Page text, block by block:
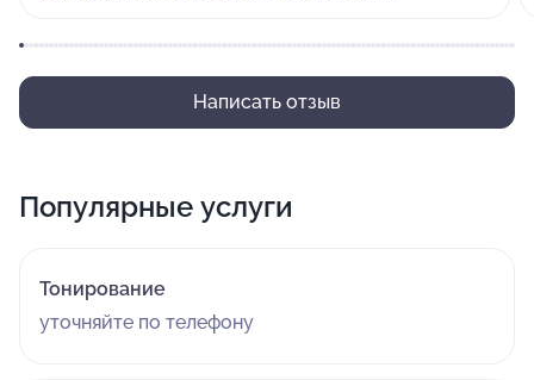
Написать отзыв
Популярные услуги
Тонирование
уточняйте по телефону